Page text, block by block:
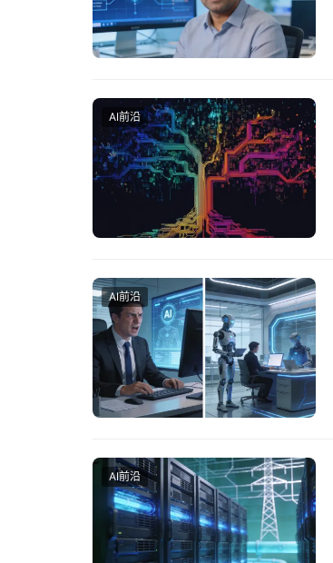
AI前沿
AI前沿
AI前沿